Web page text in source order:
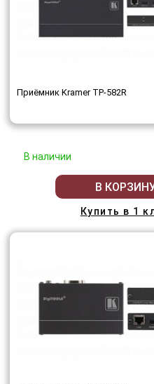
Приёмник Kramer TP-582R
В наличии
В
Купить в 1